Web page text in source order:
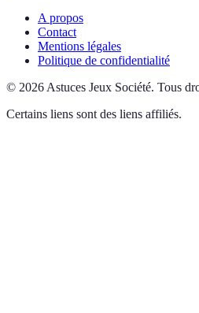
A propos
Contact
Mentions légales
Politique de confidentialité
© 2026 Astuces Jeux Société. Tous
Certains liens sont des liens affiliés.